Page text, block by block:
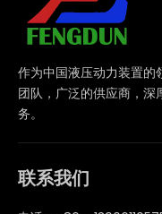
作为中国液压动力装置的
团队，广泛的供应商，
务。
联系我们